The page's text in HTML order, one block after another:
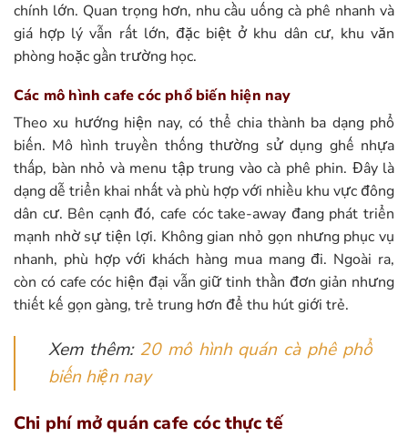
chính lớn. Quan trọng hơn, nhu cầu uống cà phê nhanh và
giá hợp lý vẫn rất lớn, đặc biệt ở khu dân cư, khu văn
phòng hoặc gần trường học.
Các mô hình cafe cóc phổ biến hiện nay
Theo xu hướng hiện nay, có thể chia thành ba dạng phổ
biến. Mô hình truyền thống thường sử dụng ghế nhựa
thấp, bàn nhỏ và menu tập trung vào cà phê phin. Đây là
dạng dễ triển khai nhất và phù hợp với nhiều khu vực đông
dân cư. Bên cạnh đó, cafe cóc take-away đang phát triển
mạnh nhờ sự tiện lợi. Không gian nhỏ gọn nhưng phục vụ
nhanh, phù hợp với khách hàng mua mang đi. Ngoài ra,
còn có cafe cóc hiện đại vẫn giữ tinh thần đơn giản nhưng
thiết kế gọn gàng, trẻ trung hơn để thu hút giới trẻ.
Xem thêm: 20 mô hình quán cà phê phổ
biến hiện nay
Chi phí mở quán cafe cóc thực tế